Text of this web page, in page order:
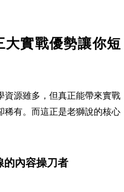
大實戰優勢讓你短
資源雖多，但真正能帶來實戰
稀有。而這正是老獅說的核心
的內容操刀者